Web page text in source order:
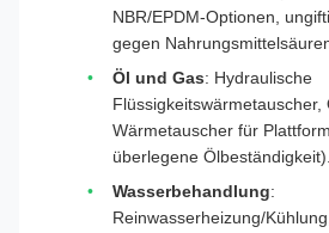
NBR/EPDM-Optionen,
gegen
Öl und Gas: Hydraulische
Flüssigkeitswärmetauscher,
Wärmetauscher für
überlegene Ölbeständigkeit).
Wasserbehandlung:
Reinwasserheizung/